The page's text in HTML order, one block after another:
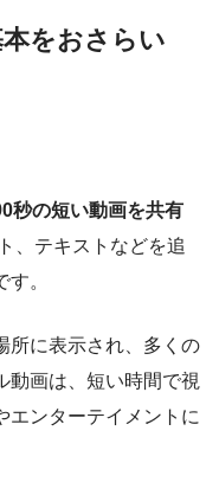
をおさらい
秒の短い動画を共有
、テキストなどを追
。
所に表示され、多くの
動画は、短い時間で視
エンターテイメントに